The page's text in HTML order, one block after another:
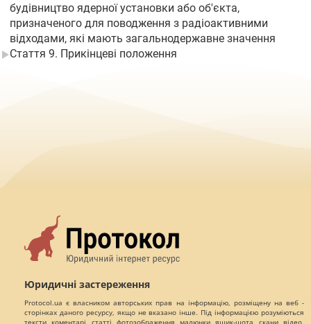
будівництво ядерної установки або об'єкта,
призначеного для поводження з радіоактивними
відходами, які мають загальнодержавне значення
Стаття 9. Прикінцеві положення
Юридичні застереження
Protocol.ua є власником авторських прав на інформацію, розміщену на веб -
сторінках даного ресурсу, якщо не вказано інше. Під інформацією розуміються
тексти, коментарі, статті, фотозображення, малюнки, ящик-шота, скани, відео,